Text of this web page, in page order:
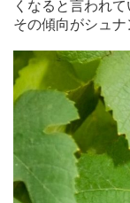
くなると言われて
その傾向がシュナ